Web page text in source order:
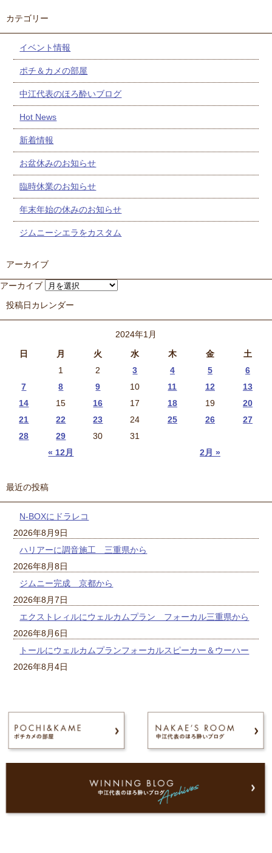
カテゴリー
イベント情報
ポチ＆カメの部屋
中江代表のほろ酔いブログ
Hot News
新着情報
お盆休みのお知らせ
臨時休業のお知らせ
年末年始の休みのお知らせ
ジムニーシエラをカスタム
アーカイブ
アーカイブ
投稿日カレンダー
2024年1月
日
月 火 水 木 金 土
« 12月 2月 »
1 2 3 4 5
6
7
8 9 10 11 12
13
14
15 16 17 18 19
20
21
22 23 24 25 26
27
28
29 30 31
最近の投稿
N-BOXにドラレコ
2026年8月9日
ハリアーに調音施工 三重県から
2026年8月8日
ジムニー完成 京都から
2026年8月7日
エクストレィルにウェルカムプラン フォーカル三重県から
2026年8月6日
トールにウェルカムプランフォーカルスピーカー＆ウーハー
2026年8月4日